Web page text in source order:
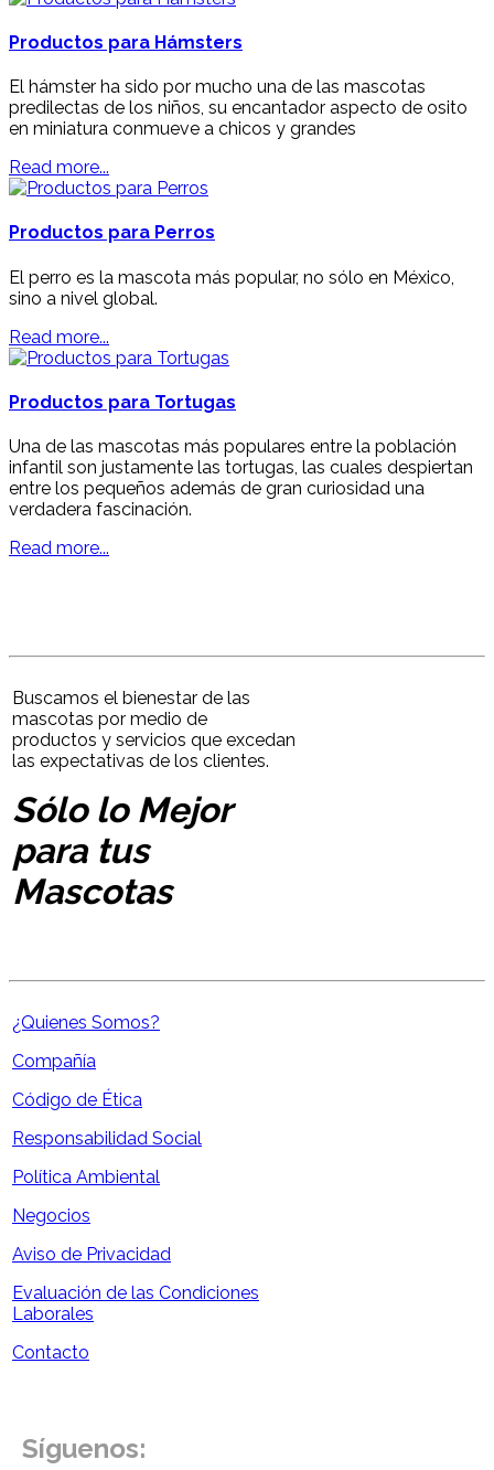
Tortuga
Salud y Nutrición
Sólo lo Mejor para tu Mascota
Hámster
Felices y Apapchados
Sólo lo Mejor para tu Mascota
Aves
Cuidados que dan Alas
Sólo lo Mejor para tu Mascota
Productos para Hámsters
El hámster ha sido por mucho una de las mascotas
predilectas de los niños, su encantador aspecto de osito
en miniatura conmueve a chicos y grandes
Read more...
Productos para Perros
El perro es la mascota más popular, no sólo en México,
sino a nivel global.
Read more...
Productos para Tortugas
Una de las mascotas más populares entre la población
infantil son justamente las tortugas, las cuales despiertan
entre los pequeños además de gran curiosidad una
verdadera fascinación.
Read more...
Buscamos el bienestar de las
mascotas por medio de
productos y servicios que excedan
las expectativas de los clientes.
Sólo lo Mejor
para tus
Mascotas
¿Quienes Somos?
Compañía
Código de Ética
Responsabilidad Social
Política Ambiental
Negocios
Aviso de Privacidad
Evaluación de las Condiciones
Laborales
Contacto
Síguenos: